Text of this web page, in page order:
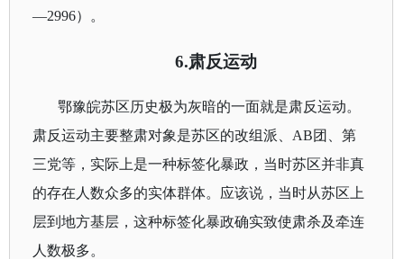
—2996）。
6.肃反运动
鄂豫皖苏区历史极为灰暗的一面就是肃反运动。
肃反运动主要整肃对象是苏区的改组派、 AB团、第
三党等，实际上是一种标签化暴政，当时苏区并非真
的存在人数众多的实体群体。应该说，当时从苏区上
层到地方基层，这种标签化暴政确实致使肃杀及牵连
人数极多。